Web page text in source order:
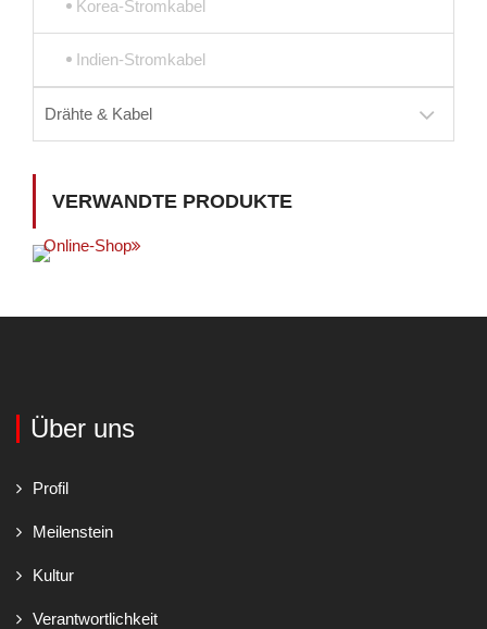
Korea-Stromkabel
Indien-Stromkabel
Drähte & Kabel
VERWANDTE PRODUKTE
Online-Shop
Über uns
Profil
Meilenstein
Kultur
Verantwortlichkeit